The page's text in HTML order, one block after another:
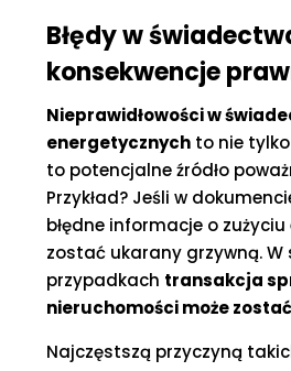
Błędy w
konsekwencje
Nieprawidłowości w
energetycznych to nie
to potencjalne źródło
Przykład? Jeśli w
błędne informacje o zużyciu
zostać ukarany grzywną. W
przypadkach transakcja
nieruchomości może
Najczęstszą przyczyną